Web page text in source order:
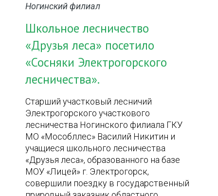
Ногинский филиал
Школьное лесничество
«Друзья леса» посетило
«Сосняки Электрогорского
лесничества».
Старший участковый лесничий
Электрогорского участкового
лесничества Ногинского филиала ГКУ
МО «Мособллес» Василий Никитин и
учащиеся школьного лесничества
«Друзья леса», образованного на базе
МОУ «Лицей» г. Электрогорск,
совершили поездку в государственный